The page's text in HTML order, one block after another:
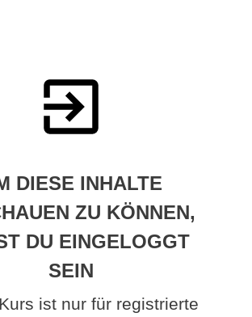
DIESE INHALTE
ZU KÖNNEN,
DU EINGELOGGT
SEIN
ist nur für registrierte